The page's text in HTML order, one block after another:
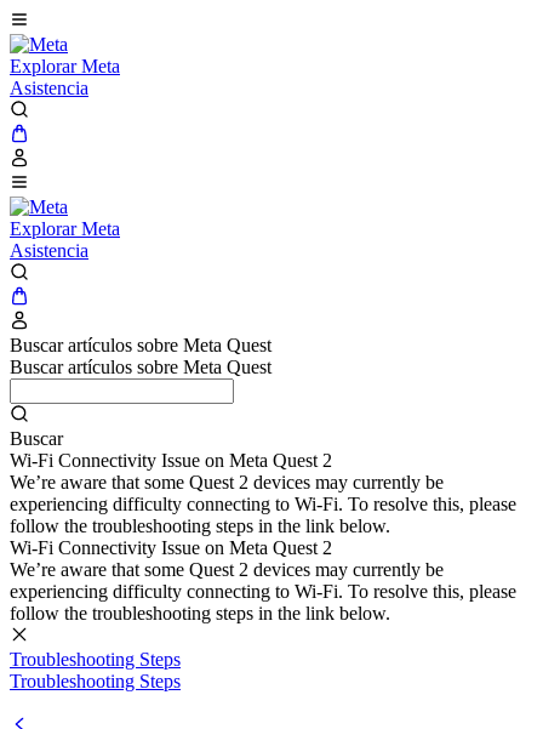
Explorar Meta
Asistencia
Explorar Meta
Asistencia
Buscar artículos sobre Meta Quest
Buscar artículos sobre Meta Quest
Buscar
Wi-Fi Connectivity Issue on Meta Quest 2
We’re aware that some Quest 2 devices may currently be
experiencing difficulty connecting to Wi-Fi. To resolve this, please
follow the troubleshooting steps in the link below.
Wi-Fi Connectivity Issue on Meta Quest 2
We’re aware that some Quest 2 devices may currently be
experiencing difficulty connecting to Wi-Fi. To resolve this, please
follow the troubleshooting steps in the link below.
Troubleshooting Steps
Troubleshooting Steps